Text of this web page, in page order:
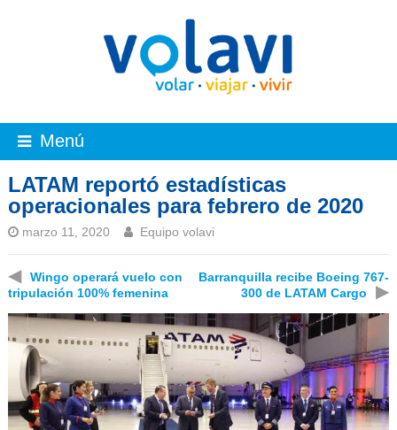
Menú
LATAM reportó estadísticas
operacionales para febrero de 2020
marzo 11, 2020 Equipo volavi
◀
Wingo operará vuelo con
tripulación 100% femenina
Barranquilla recibe Boeing 767-
300 de LATAM Cargo
▶